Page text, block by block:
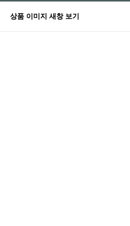
상품 이미지 새창 보기